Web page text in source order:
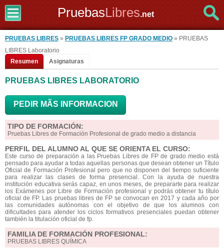
PruebasLibres.net
PRUEBAS LIBRES » PRUEBAS LIBRES FP GRADO MEDIO » PRUEBAS
LIBRES Laboratorio
Resumen
Asignaturas
PRUEBAS LIBRES LABORATORIO
PEDIR MÃS INFORMACION
TIPO DE FORMACIÓN:
Pruebas Libres de Formación Profesional de grado medio a distancia
PERFIL DEL ALUMNO AL QUE SE ORIENTA EL CURSO:
Este curso de preparación a las Pruebas Libres de FP de grado medio está
pensado para ayudar a todas aquellas personas que desean obtener un Título
Oficial de Formación Profesional pero que no disponen del tiempo suficiente
para realizar las clases de forma presencial. Con la ayuda de nuestra
institución educativa serás capaz, en unos meses, de prepararte para realizar
los Exámenes por Libre de Formación profesional y podrás obtener tu título
oficial de FP. Las pruebas libres de FP se convocan en 2017 y cada año por
las comunidades autónomas con el objetivo de que los alumnos con
dificultades para atender los ciclos formativos presenciales puedan obtener
también la titulación oficial de fp.
FAMILIA DE FORMACIÓN PROFESIONAL:
PRUEBAS LIBRES QUÍMICA